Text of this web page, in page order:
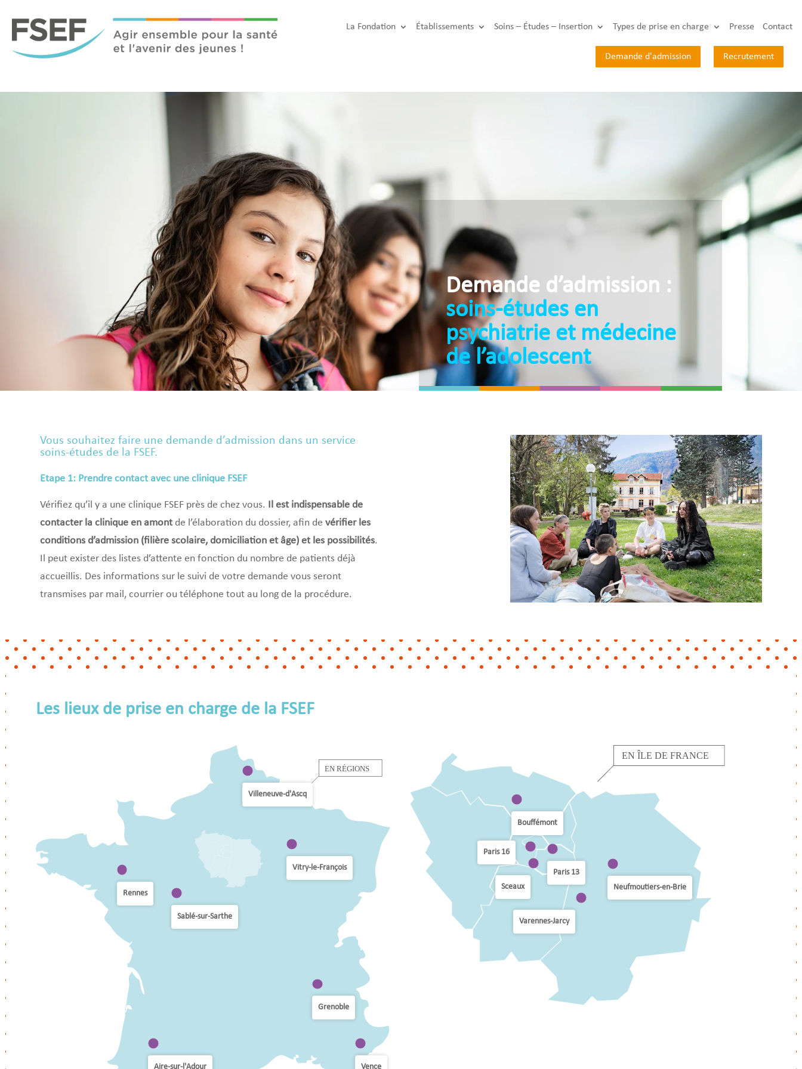
La Fondation Établissements Soins – Études – Insertion Types de prise en charge Presse Contact
Demande d'admission Recrutement
Demande d’admission :
soins-études en
psychiatrie et médecine
de l’adolescent
Vous souhaitez faire une demande d’admission dans un service
soins-études de la FSEF.
Etape 1: Prendre contact avec une clinique FSEF
Vérifiez qu’il y a une clinique FSEF près de chez vous. Il est indispensable de
contacter la clinique en amont de l’élaboration du dossier, afin de vérifier les
conditions d’admission (filière scolaire, domiciliation et âge) et les possibilités.
Il peut exister des listes d’attente en fonction du nombre de patients déjà
accueillis. Des informations sur le suivi de votre demande vous seront
transmises par mail, courrier ou téléphone tout au long de la procédure.
Les lieux de prise en charge de la FSEF
Rennes
Sablé-sur-Sarthe
Aire-sur-l'Adour
Villeneuve-d'Ascq
Vitry-le-François
Grenoble
Vence
Bouffémont
Paris 16
Paris 13
Neufmoutiers-en-Brie
Varennes-Jarcy
Sceaux